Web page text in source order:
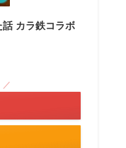
カラ鉄コラボ
／